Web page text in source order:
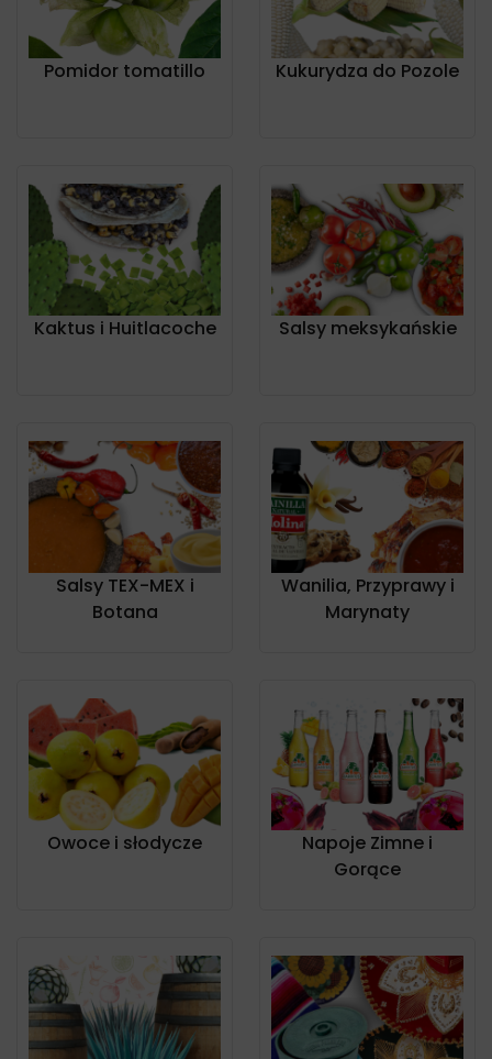
Pomidor tomatillo Kukurydza do Pozole
Kaktus i Huitlacoche Salsy meksykańskie
Salsy TEX-MEX i
Botana
Wanilia, Przyprawy i
Marynaty
Owoce i słodycze
Napoje Zimne i
Gorące